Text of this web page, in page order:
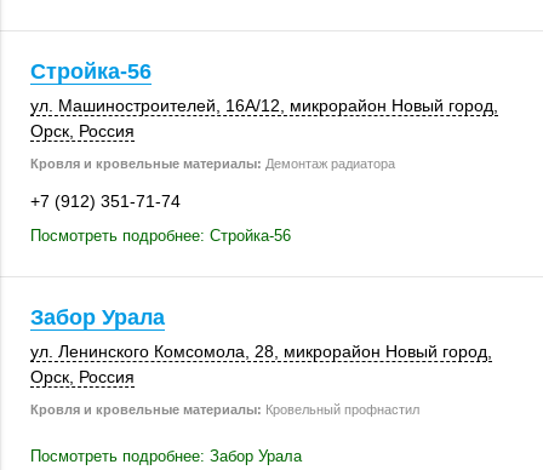
Стройка-56
ул. Машиностроителей, 16А/12 , микрорайон Новый город,
Орск Россия
Кровля и кровельные материалы: Демонтаж радиатора
+7 (912) 351-71-74
Посмотреть подробнее: Стройка-56
Забор Урала
ул. Ленинского Комсомола, 28, микрорайон Новый город,
Орск Россия
Кровля и кровельные материалы: Кровельный профнастил
Посмотреть подробнее: Забор Урала